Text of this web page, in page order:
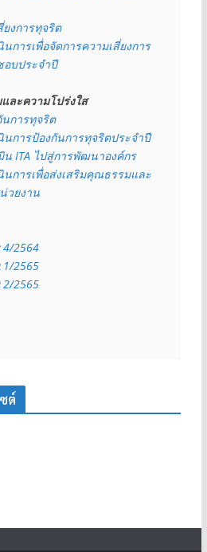
งการทุจริต
การเพื่อจัดการความเสี่ยงการ
บประจำปี
ละความโปร่งใส
การทุจริต
นการป้องกันการทุจริตประจำปี
น ITA ไปสู่การพัฒนาองค์กร
นการเพื่อส่งเสริมคุณธรรมและ
วยงาน
2564
2565
2565
ต์